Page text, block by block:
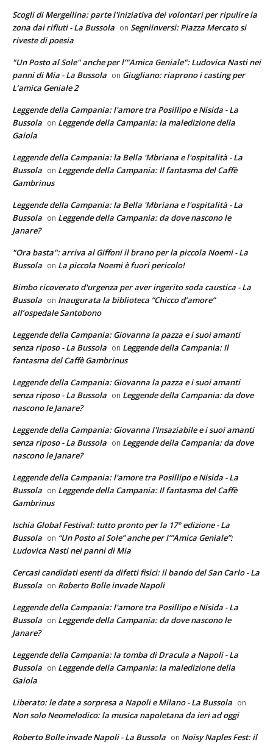
Scogli di Mergellina: parte l'iniziativa dei volontari per ripulire la
zona dai rifiuti - La Bussola on Segniinversi: Piazza Mercato si
riveste di poesia
"Un Posto al Sole" anche per l’"Amica Geniale": Ludovica Nasti nei
panni di Mia - La Bussola on Giugliano: riaprono i casting per
L’amica Geniale 2
Leggende della Campania: l'amore tra Posillipo e Nisida - La
Bussola on Leggende della Campania: la maledizione della
Gaiola
Leggende della Campania: la Bella 'Mbriana e l'ospitalità - La
Bussola on Leggende della Campania: Il fantasma del Caffè
Gambrinus
Leggende della Campania: la Bella 'Mbriana e l'ospitalità - La
Bussola on Leggende della Campania: da dove nascono le
Janare?
"Ora basta": arriva al Giffoni il brano per la piccola Noemi - La
Bussola on La piccola Noemi è fuori pericolo!
Bimbo ricoverato d'urgenza per aver ingerito soda caustica - La
Bussola on Inaugurata la biblioteca “Chicco d’amore”
all’ospedale Santobono
Leggende della Campania: Giovanna la pazza e i suoi amanti
senza riposo - La Bussola on Leggende della Campania: Il
fantasma del Caffè Gambrinus
Leggende della Campania: Giovanna la pazza e i suoi amanti
senza riposo - La Bussola on Leggende della Campania: da dove
nascono le Janare?
Leggende della Campania: Giovanna l'Insaziabile e i suoi amanti
senza riposo - La Bussola on Leggende della Campania: da dove
nascono le Janare?
Leggende della Campania: l'amore tra Posillipo e Nisida - La
Bussola on Leggende della Campania: Il fantasma del Caffè
Gambrinus
Ischia Global Festival: tutto pronto per la 17° edizione - La
Bussola on “Un Posto al Sole” anche per l’”Amica Geniale”:
Ludovica Nasti nei panni di Mia
Cercasi candidati esenti da difetti fisici: il bando del San Carlo - La
Bussola on Roberto Bolle invade Napoli
Leggende della Campania: l'amore tra Posillipo e Nisida - La
Bussola on Leggende della Campania: da dove nascono le
Janare?
Leggende della Campania: la tomba di Dracula a Napoli - La
Bussola on Leggende della Campania: la maledizione della
Gaiola
Liberato: le date a sorpresa a Napoli e Milano - La Bussola on
Non solo Neomelodico: la musica napoletana da ieri ad oggi
Roberto Bolle invade Napoli - La Bussola on Noisy Naples Fest: il